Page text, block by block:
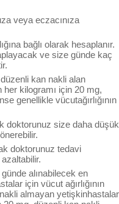
veya eczacınıza
bağlı olarak hesaplanır.
ve size günde kaç
kan nakli alan
her kilogramı için 20 mg,
genellikle vücutağırlığının
doktorunuz size daha düşük
doktorunuz tedavi
alınabilecek en
için vücut ağırlığının
almayan yetişkinhastalar